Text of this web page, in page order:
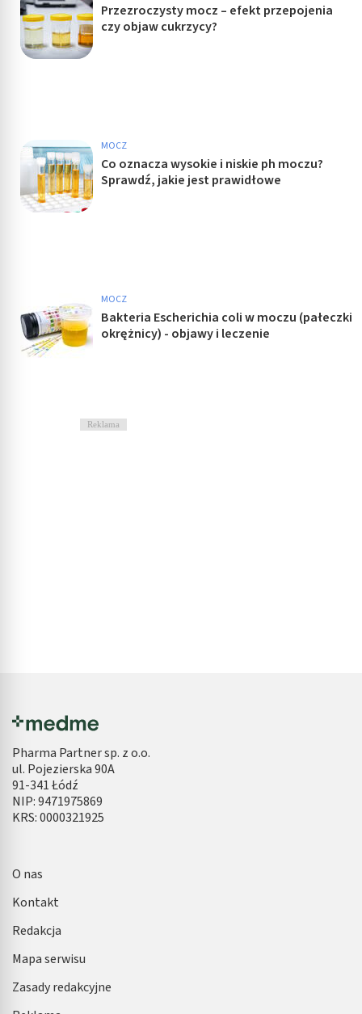
Przezroczysty mocz – efekt przepojenia
czy objaw cukrzycy?
MOCZ
Co oznacza wysokie i niskie ph moczu?
Sprawdź, jakie jest prawidłowe
MOCZ
Bakteria Escherichia coli w moczu (pałeczki
okrężnicy) - objawy i leczenie
Reklama
Pharma Partner sp. z o.o.
ul. Pojezierska 90A
91-341 Łódź
NIP: 9471975869
KRS: 0000321925
O nas
Kontakt
Redakcja
Mapa serwisu
Zasady redakcyjne